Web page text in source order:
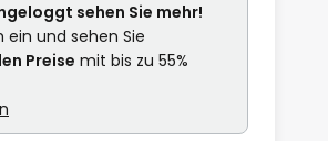
sehen Sie mehr!
ein und sehen Sie
Preise mit bis zu 55%